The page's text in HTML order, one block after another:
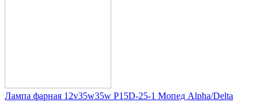
Лампа фарная 12v35w35w P15D-25-1 Мопед Alpha/Delta